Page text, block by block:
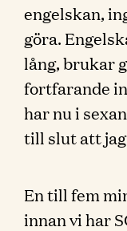
engelskan,
göra.
lång, brukar
fortfarande
har nu i
till slut att
En till fem
innan vi har